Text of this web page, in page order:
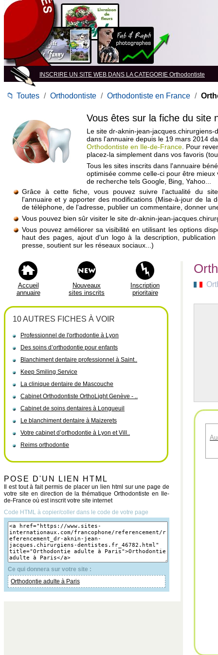
INSCRIRE UN SITE WEB DANS LA CATEGORIE Orthodontiste
📁 Toutes / Orthodontiste / Orthodontiste en France /
Vous êtes sur la fiche du site
Le site dr-aknin-jean-jacques.chirurgiens-
dans l'annuaire depuis le 19 mars 2014
Orthodontiste en Ile-de-France . Pour
placez-la simplement dans vos favoris
Tous les sites inscrits dans l'annuaire
optimisée comme celle-ci pour être mieux
de recherche tels Google, Bing, Yahoo...
Grâce à cette fiche, vous pouvez suivre l'actualité du
l'annuaire et y apporter des modifications (Mise-à-jour de la
de téléphone, de l'adresse, publier un commentaire, donner
Vous pouvez bien sûr visiter le site dr-aknin-jean-
Vous pouvez améliorer sa visibilité en utilisant les options
haut des pages, ajout d'un logo à la description,
presse, soutient sur les réseaux sociaux...)
Accueil
annuaire
Nouveaux
sites inscrits
Inscription
prioritaire
10 AUTRES FICHES À VOIR
Professionnel de l'orthodontie à Lyon
Des soins d’orthodontie pour enfants
Blanchiment dentaire professionnel à Saint..
Keep Smiling Service
La clinique dentaire de Mascouche
Cabinet Orthodontiste OrthoLight Genève - ..
Cabinet de soins dentaires à Longueuil
Le blanchiment dentaire à Maizerets
Votre cabinet d’orthodontie à Lyon et Vill..
Reims orthodontie
POSE D'UN LIEN HTML
Il est tout à fait permis de placer un lien html sur une page de
votre site en direction de la thématique Orthodontiste en Ile-
de-France où est inscrit votre site internet
Code HTML à copier/coller dans le code de votre page
Ce qui donnera sur votre site :
Orthodontie adulte à Paris